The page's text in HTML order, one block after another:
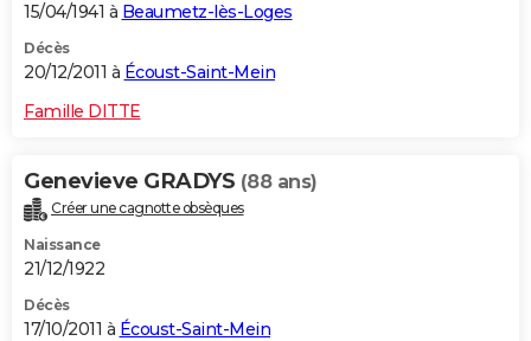
15/04/1941 à Beaumetz-lès-Loges
Décès
20/12/2011 à Écoust-Saint-Mein
Famille DITTE
Genevieve GRADYS (88 ans)
Créer une cagnotte obsèques
Naissance
21/12/1922
Décès
17/10/2011 à Écoust-Saint-Mein